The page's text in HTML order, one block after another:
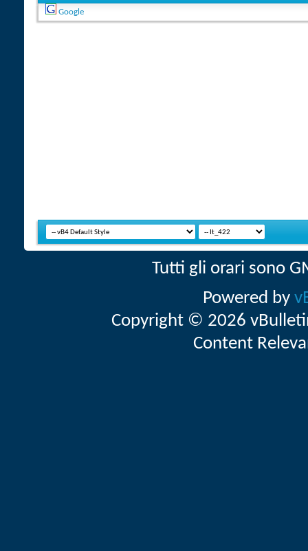
Google
Tutti gli orari sono
Powered by
Copyright © 2026
Content